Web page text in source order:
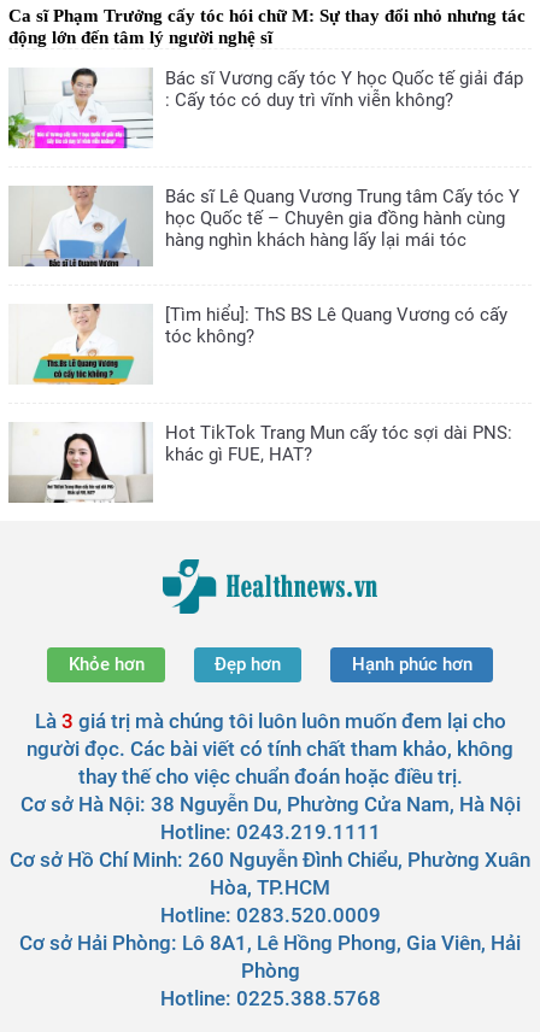
Ca sĩ Phạm Trưởng cấy tóc hói chữ M: Sự thay đổi nhỏ nhưng tác
động lớn đến tâm lý người nghệ sĩ
Bác sĩ Vương cấy tóc Y học Quốc tế giải đáp
: Cấy tóc có duy trì vĩnh viễn không?
Bác sĩ Lê Quang Vương Trung tâm Cấy tóc Y
học Quốc tế – Chuyên gia đồng hành cùng
hàng nghìn khách hàng lấy lại mái tóc
[Tìm hiểu]: ThS BS Lê Quang Vương có cấy
tóc không?
Hot TikTok Trang Mun cấy tóc sợi dài PNS:
khác gì FUE, HAT?
Khỏe hơn Đẹp hơn Hạnh phúc hơn
Là 3 giá trị mà chúng tôi luôn luôn muốn đem lại cho
người đọc. Các bài viết có tính chất tham khảo, không
thay thế cho việc chuẩn đoán hoặc điều trị.
Cơ sở Hà Nội: 38 Nguyễn Du, Phường Cửa Nam, Hà Nội
Hotline: 0243.219.1111
Cơ sở Hồ Chí Minh: 260 Nguyễn Đình Chiểu, Phường Xuân
Hòa, TP.HCM
Hotline: 0283.520.0009
Cơ sở Hải Phòng: Lô 8A1, Lê Hồng Phong, Gia Viên, Hải
Phòng
Hotline: 0225.388.5768